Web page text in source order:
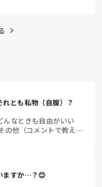
とも私物（自腹）？
んなときも自由がいい
の他（コメントで教えて
ますか…？😊